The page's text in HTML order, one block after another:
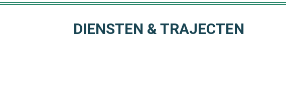
DIENSTEN & TRAJECTEN